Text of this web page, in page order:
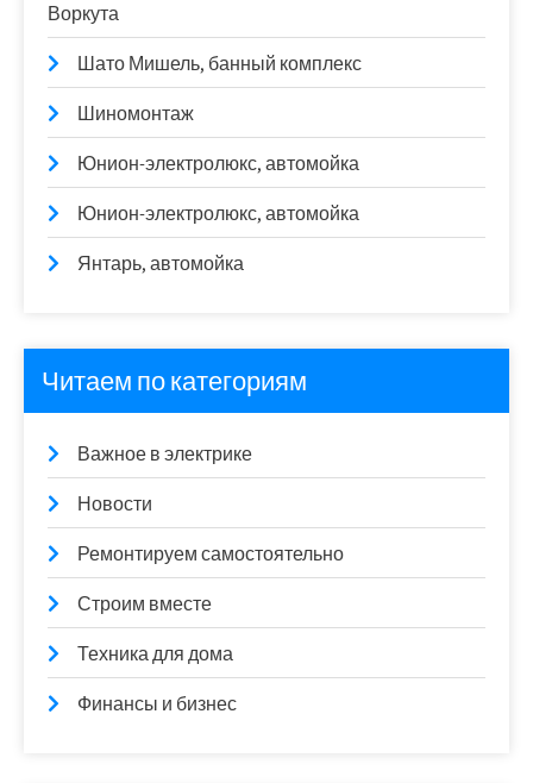
Воркута
Шато Мишель, банный комплекс
Шиномонтаж
Юнион-электролюкс, автомойка
Юнион-электролюкс, автомойка
Янтарь, автомойка
Читаем по категориям
Важное в электрике
Новости
Ремонтируем самостоятельно
Строим вместе
Техника для дома
Финансы и бизнес